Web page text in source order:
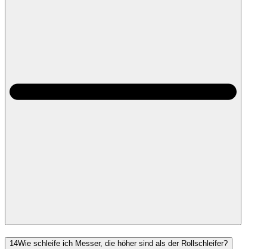
14Wie schleife ich Messer, die höher sind als der Rollschleifer?